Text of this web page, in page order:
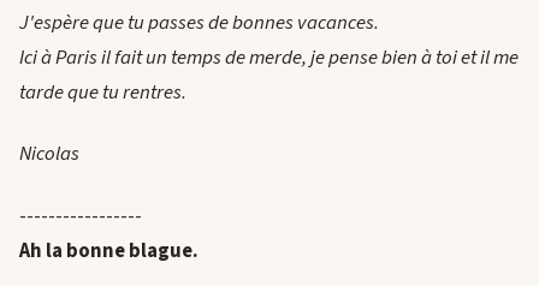
J'espère que tu passes de bonnes vacances.
Ici à Paris il fait un temps de merde, je pense bien à toi et il me
tarde que tu rentres.
Nicolas
-----------------
Ah la bonne blague.